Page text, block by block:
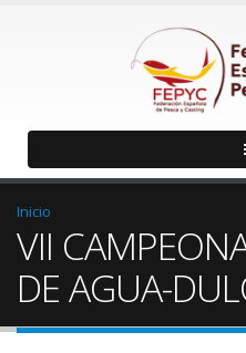
Inicio
VII
DE AGUA-